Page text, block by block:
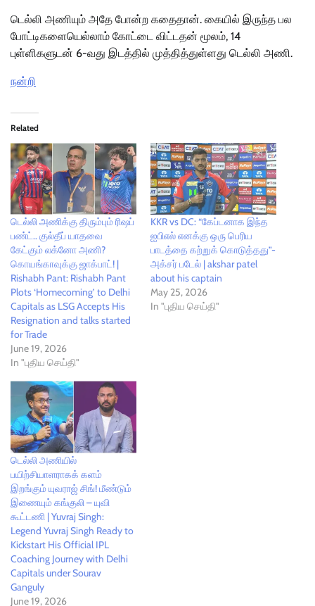
டெல்லி அணியும் அதே போன்ற கதைதான். கையில் இருந்த பல
போட்டிகளையெல்லாம் கோட்டை விட்டதன் மூலம், 14
புள்ளிகளுடன் 6-வது இடத்தில் முத்தித்துள்ளது டெல்லி அணி.
நன்றி
Related
டெல்லி அணிக்கு திரும்பும் ரிஷப்
பண்ட்.. குல்தீப் யாதவை
கேட்கும் லக்னோ அணி?
கொயங்காவுக்கு ஜாக்பாட்! |
Rishabh Pant: Rishabh Pant
Plots ‘Homecoming’ to Delhi
Capitals as LSG Accepts His
Resignation and talks started
for Trade
June 19, 2026
In "புதிய செய்தி"
KKR vs DC: “கேப்டனாக இந்த
ஐபிஎல் எனக்கு ஒரு பெரிய
பாடத்தை கற்றுக் கொடுத்தது”-
அக்சர் படேல் | akshar patel
about his captain
May 25, 2026
In "புதிய செய்தி"
டெல்லி அணியில்
பயிற்சியாளராகக் களம்
இறங்கும் யுவராஜ் சிங்! மீண்டும்
இணையும் கங்குலி – யுவி
கூட்டணி | Yuvraj Singh:
Legend Yuvraj Singh Ready to
Kickstart His Official IPL
Coaching Journey with Delhi
Capitals under Sourav
Ganguly
June 19, 2026